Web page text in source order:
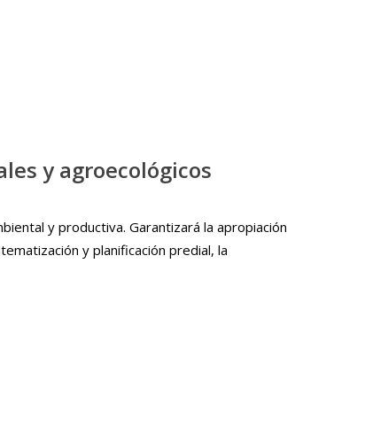
y agroecológicos
y productiva. Garantizará la apropiación
y planificación predial, la